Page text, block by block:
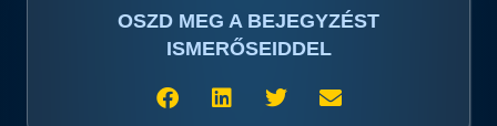
OSZD MEG A BEJEGYZÉST
ISMERŐSEIDDEL